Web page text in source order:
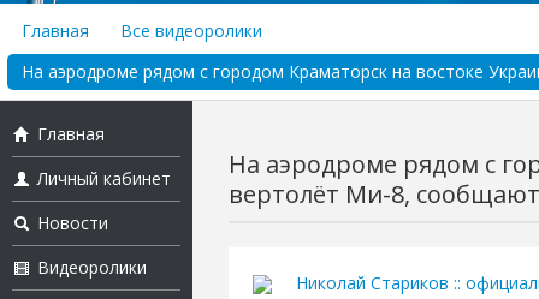
Главная
Все видеоролики
На аэродроме рядом с городом Краматорск на востоке
Главная
Личный кабинет
Новости
Видеоролики
На аэродроме рядом с
вертолёт Ми-8,
Николай Стариков ::